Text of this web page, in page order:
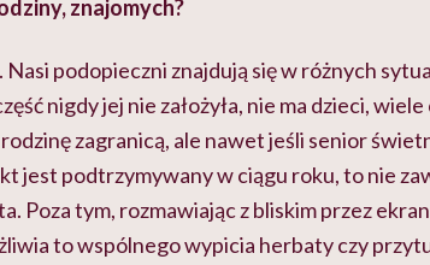
znajomych?
podopieczni znajdują się w różnych
nigdy jej nie założyła, nie ma dzieci,
zagranicą, ale nawet jeśli senior
jest podtrzymywany w ciągu roku, to nie
Poza tym, rozmawiając z bliskim przez
to wspólnego wypicia herbaty czy